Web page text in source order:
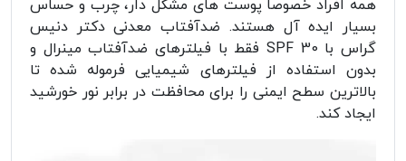
همه افراد خصوصا پوست های مشکل دار، چرب و حساس
بسیار ایده آل هستند. ضدآفتاب معدنی دکتر دنیس
گراس با SPF 30 فقط با فیلترهای ضدآفتاب مینرال و
بدون استفاده از فیلترهای شیمیایی فرموله شده تا
بالاترین سطح ایمنی را برای محافظت در برابر نور خورشید
ایجاد کند.